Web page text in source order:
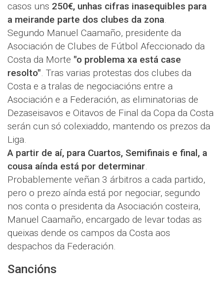
casos uns 250€, unhas cifras inasequibles para
a meirande parte dos clubes da zona.
Segundo Manuel Caamaño, presidente da
Asociación de Clubes de Fútbol Afeccionado da
Costa da Morte "o problema xa está case
resolto". Tras varias protestas dos clubes da
Costa e a tralas de negociacións entre a
Asociación e a Federación, as eliminatorias de
Dezaseisavos e Oitavos de Final da Copa da Costa
serán cun só colexiaddo, mantendo os prezos da
Liga.
A partir de aí, para Cuartos, Semifinais e final, a
cousa aínda está por determinar.
Probablemente veñan 3 árbitros a cada partido,
pero o prezo aínda está por negociar, segundo
nos conta o presidenta da Asociación costeira,
Manuel Caamaño, encargado de levar todas as
queixas dende os campos da Costa aos
despachos da Federación.
Sancións